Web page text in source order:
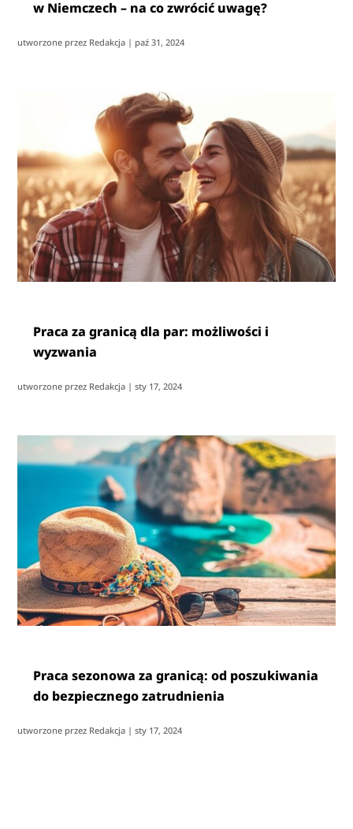
w Niemczech – na co zwrócić uwagę?
utworzone przez Redakcja | paź 31, 2024
Praca za granicą dla par: możliwości i
wyzwania
utworzone przez Redakcja |sty 17, 2024
Praca sezonowa za granicą: od poszukiwania
do bezpiecznego zatrudnienia
utworzone przez Redakcja |sty 17, 2024